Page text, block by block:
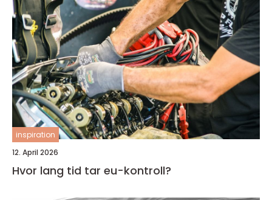
inspiration
12. April 2026
Hvor lang tid tar eu-kontroll?